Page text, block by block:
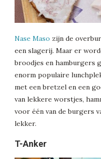
Nase Maso zijn de
een slagerij. Maar er
broodjes en hamburgers
enorm populaire
met een bretzel en een
van lekkere worstjes,
voor één van de burgers
lekker.
T-Anker